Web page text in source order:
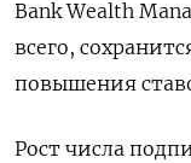
Bank Wealth
всего,
повышения
Рост числа